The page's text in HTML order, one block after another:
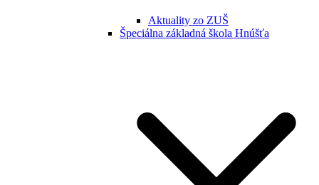
Aktuality zo ZUŠ
Špeciálna základná škola Hnúšťa